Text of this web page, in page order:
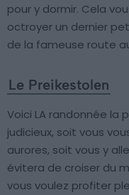
pour y dormir. Cela
octroyer un dernier
de la fameuse route
Le Preikestolen
Voici LA randonnée la
judicieux, soit vous
aurores, soit vous y
évitera de croiser du
vous voulez profiter